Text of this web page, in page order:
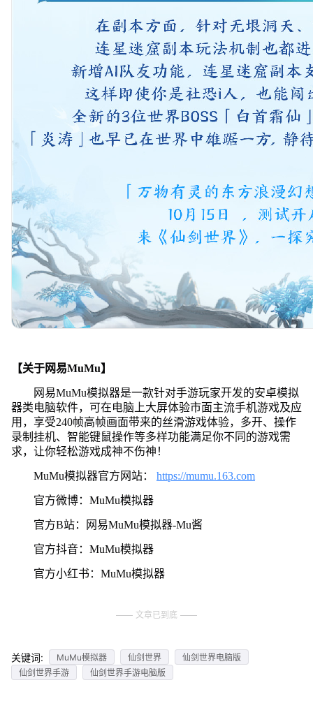
【关于网易MuMu】
网易MuMu模拟器是一款针对手游玩家开发的安卓模拟
器类电脑软件，可在电脑上大屏体验市面主流手机游戏及应
用，享受240帧高帧画面带来的丝滑游戏体验，多开、操作
录制挂机、智能键鼠操作等多样功能满足你不同的游戏需
求，让你轻松游戏成神不伤神！
MuMu模拟器官方网站： https://mumu.163.com
官方微博：MuMu模拟器
官方B站：网易MuMu模拟器-Mu酱
官方抖音：MuMu模拟器
官方小红书：MuMu模拟器
文章已到底
关键词: MuMu模拟器 仙剑世界
仙剑世界电脑版
仙剑世界手游
仙剑世界手游电脑版